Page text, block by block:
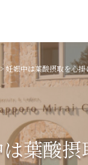
>妊娠中は葉酸摂取を心
葉酸